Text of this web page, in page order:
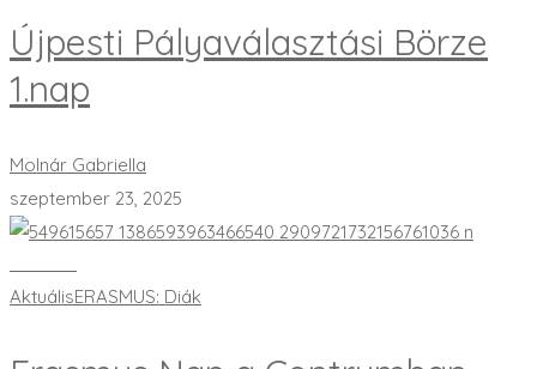
Újpesti Pályaválasztási Börze
1.nap
Molnár Gabriella
szeptember 23, 2025
AktuálisERASMUS: Diák